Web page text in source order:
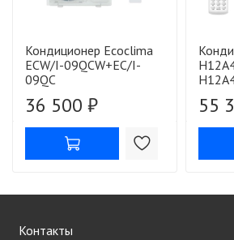
Кондиционер Ecoclima
ECW/I-09QCW+EC/I-
09QC
36 500 ₽ 55
Контакты